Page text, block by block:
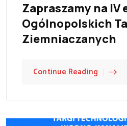
Zapraszamy na IV
Ogólnopolskich
Ziemniaczanych
Continue Reading